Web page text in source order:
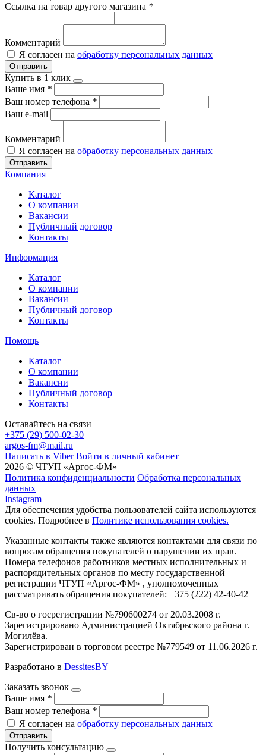
Ссылка на товар другого магазина *
Комментарий
Я согласен на обработку персональных данных
Отправить
Купить в 1 клик
Ваше имя *
Ваш номер телефона *
Ваш e-mail
Комментарий
Я согласен на обработку персональных данных
Отправить
Компания
Каталог
О компании
Вакансии
Публичный договор
Контакты
Информация
Каталог
О компании
Вакансии
Публичный договор
Контакты
Помощь
Каталог
О компании
Вакансии
Публичный договор
Контакты
Оставайтесь на связи
+375 (29) 500-02-30
argos-fm@mail.ru
Написать в Viber Войти в личный кабинет
2026 © ЧТУП «Аргос-ФМ»
Политика конфиденциальности Обработка персональных
данных
Instagram
Для обеспечения удобства пользователей сайта используются
cookies. Подробнее в Политике использования cookies.
Указанные контакты также являются контактами для связи по
вопросам обращения покупателей о нарушении их прав.
Номера телефонов работников местных исполнительных и
распорядительных органов по месту государственной
регистрации ЧТУП «Аргос-ФМ» , уполномоченных
рассматривать обращения покупателей: +375 (222) 42-40-42
Св-во о госрегистрации №790600274 от 20.03.2008 г.
Зарегистрировано Администрацией Октябрьского района г.
Могилёва.
Зарегистрирован в торговом реестре №779549 от 11.06.2026 г.
Разработано в DessitesBY
Заказать звонок
Ваше имя *
Ваш номер телефона *
Я согласен на обработку персональных данных
Отправить
Получить консультацию